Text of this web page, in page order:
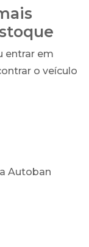
entrar em
o veículo
Autoban